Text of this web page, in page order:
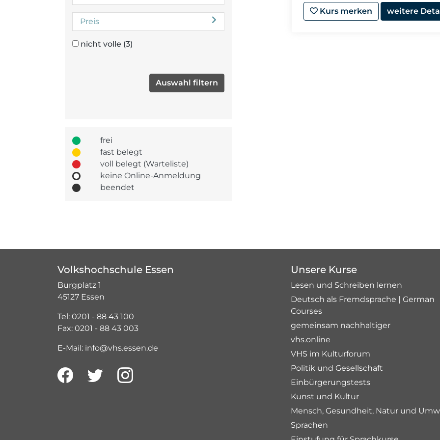
Preis
nicht volle (3)
frei
fast belegt
voll belegt (Warteliste)
keine Online-Anmeldung
beendet
Kurs merken weitere
Volkshochschule Essen
Burgplatz 1
45127 Essen
Tel: 0201 - 88 43 100
Fax: 0201 - 88 43 003
E-Mail: info@vhs.essen.de
Unsere Kurse
Lesen und Schreiben lernen
Deutsch als Fremdsprache | German
Courses
gemeinsam nachhaltiger
vhs.online
VHS im Kulturforum
Politik und Gesellschaft
Einbürgerungstests
Kunst und Kultur
Mensch, Gesundheit, Natur und
Sprachen